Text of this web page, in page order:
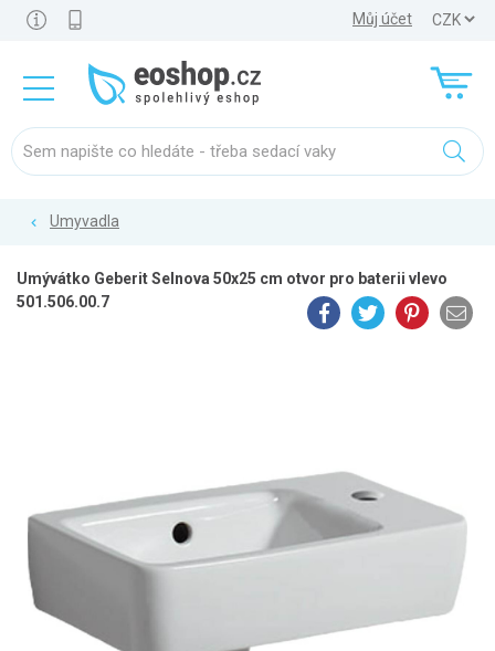
Můj účet
Umyvadla
Umývátko Geberit Selnova 50x25 cm otvor pro baterii vlevo
501.506.00.7